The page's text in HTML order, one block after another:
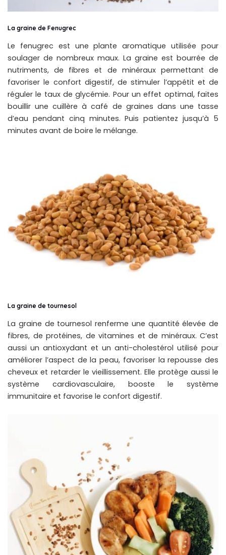
La graine de Fenugrec
Le fenugrec est une plante aromatique utilisée pour
soulager de nombreux maux. La graine est bourrée de
nutriments, de fibres et de minéraux permettant de
favoriser le confort digestif, de stimuler l’appétit et de
réguler le taux de glycémie. Pour un effet optimal, faites
bouillir une cuillère à café de graines dans une tasse
d’eau pendant cinq minutes. Puis patientez jusqu’à 5
minutes avant de boire le mélange.
La graine de tournesol
La graine de tournesol renferme une quantité élevée de
fibres, de protéines, de vitamines et de minéraux. C’est
aussi un antioxydant et un anti-cholestérol utilisé pour
améliorer l’aspect de la peau, favoriser la repousse des
cheveux et retarder le vieillissement. Elle protège aussi le
système cardiovasculaire, booste le système
immunitaire et favorise le confort digestif.